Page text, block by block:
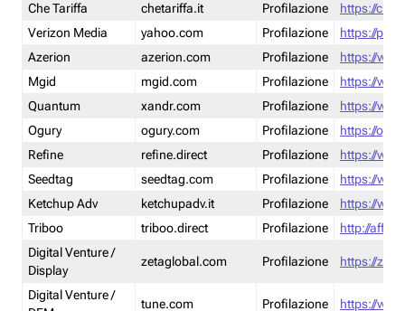
Che Tariffa
chetariffa.it Profilazione
https://
Verizon Media
yahoo.com Profilazione
https://
Azerion
azerion.com Profilazione
https://
Mgid
mgid.com Profilazione
https://
Quantum
xandr.com Profilazione
https://
Ogury
ogury.com Profilazione
https://
Refine
refine.direct Profilazione
https://
Seedtag
seedtag.com Profilazione
https://
Ketchup Adv
ketchupadv.it Profilazione
https://
Triboo
triboo.direct Profilazione
http://
Digital Venture /
Display
zetaglobal.com Profilazione https://
Digital Venture /
tune.com Profilazione https://